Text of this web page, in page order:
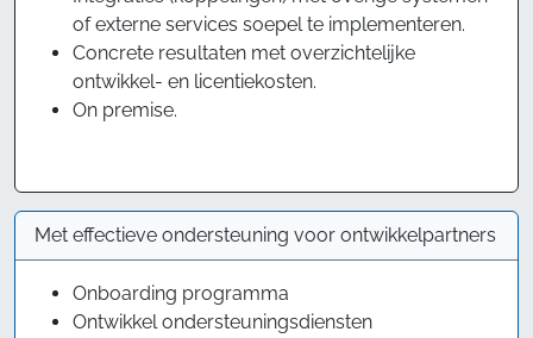
of externe services soepel te implementeren.
Concrete resultaten met overzichtelijke
ontwikkel- en licentiekosten.
On premise.
Met effectieve ondersteuning voor ontwikkelpartners
Onboarding programma
Ontwikkel ondersteuningsdiensten